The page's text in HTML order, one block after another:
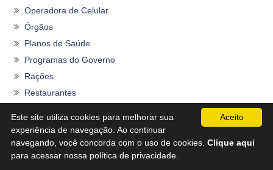
Operadora de Celular
Órgãos
Planos de Saúde
Programas do Governo
Rações
Restaurantes
Sem categoria
Sites
Supermercados/Hipermercados
Aceito
Este site utiliza cookies para melhorar sua
experiência de navegação. Ao continuar
navegando, você concorda com o uso de cookies. Clique aqui
para acessar nossa política de privacidade.